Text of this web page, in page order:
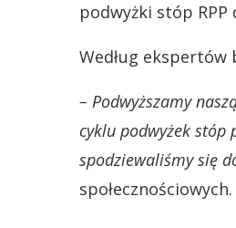
podwyżki stóp
Według ekspertów
– Podwyższamy
cyklu podwyżek stóp
spodziewaliśmy się
społecznościowych.